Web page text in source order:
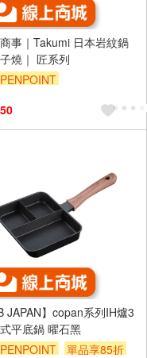
事｜Takumi 日本岩紋鍋
子燒｜ 匠系列
JAPAN】copan系列IH爐3
平底鍋 曜石黑
單品享85折